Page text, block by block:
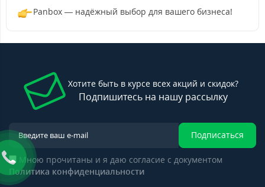
Panbox — надёжный выбор для вашего бизнеса!
Хотите быть в курсе всех акций и скидок?
Подпишитесь на нашу рассылку
Подписаться
Мною прочитаны и я даю согласие с документом
Политика конфиденциальности